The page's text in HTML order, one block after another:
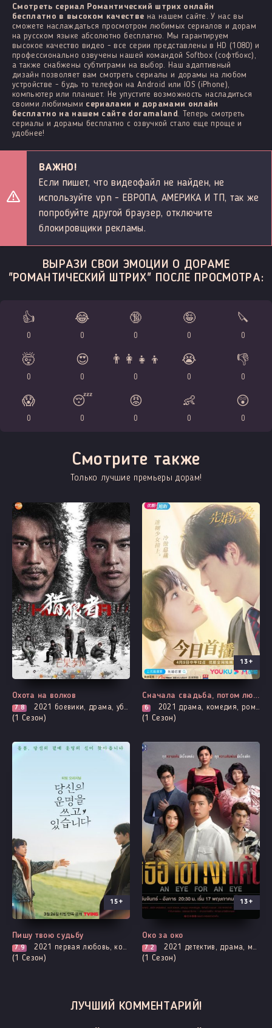
Смотреть сериал Романтический штрих онлайн
бесплатно в высоком качестве на нашем сайте. У нас вы
сможете наслаждаться просмотром любимых сериалов и дорам
на русском языке абсолютно бесплатно. Мы гарантируем
высокое качество видео - все серии представлены в HD (1080) и
профессионально озвучены нашей командой Softbox (софтбокс),
а также снабжены субтитрами на выбор. Наш адаптивный
дизайн позволяет вам смотреть сериалы и дорамы на любом
устройстве - будь то телефон на Android или IOS (iPhone),
компьютер или планшет. Не упустите возможность насладиться
своими любимыми сериалами и дорамами онлайн
бесплатно на нашем сайте doramaland . Теперь смотреть
сериалы и дорамы бесплатно с озвучкой стало еще проще и
удобнее!
ВАЖНО!
Если пишет, что видеофайл не найден, не
используйте vpn - ЕВРОПА, АМЕРИКА И ТП, так же
попробуйте другой браузер, отключите
блокировщики рекламы.
ВЫРАЗИ СВОИ ЭМОЦИИ О ДОРАМЕ
"РОМАНТИЧЕСКИЙ ШТРИХ" ПОСЛЕ ПРОСМОТРА:
👍
0
😂
0
🔞
0
🤪
0
🔪
0
🤯
0
😍
0
👨‍👩‍👧‍👦
0
😭
0
👎
0
😱
0
😴
0
😡
0
👶
0
😲
0
Смотрите также
Только лучшие премьеры дорам!
Все серии
Охота на волков
7.8 2021 боевики, драма, убийство, криминал, триллер, смерть
(1 Сезон)
Все серии
13+
Сначала свадьба, потом любовь
6 2021 драма, комедия, романтика
(1 Сезон)
Все серии
15+
Пишу твою судьбу
7.9 2021 первая любовь, комедия, мелодрама, броманс, романтика, фэнтези
(1 Сезон)
Все серии
13+
Око за око
7.2 2021 детектив, драма, мистика, криминал, мелодрама, романтика, триллер
(1 Сезон)
ЛУЧШИЙ КОММЕНТАРИЙ!